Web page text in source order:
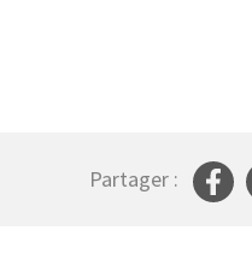
Partager :